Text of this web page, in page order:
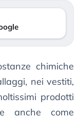
chimiche
nei vestiti,
prodotti
anche come